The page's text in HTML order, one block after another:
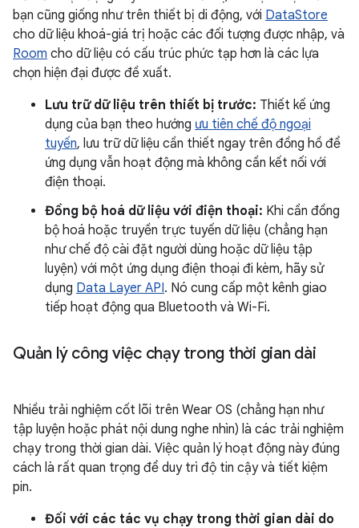
bạn cũng giống như trên thiết bị di động, với DataStore
cho dữ liệu khoá-giá trị hoặc các đối tượng được nhập, và
Room cho dữ liệu có cấu trúc phức tạp hơn là các lựa
chọn hiện đại được đề xuất.
Lưu trữ dữ liệu trên thiết bị trước: Thiết kế ứng
dụng của bạn theo hướng ưu tiên chế độ ngoại
tuyến, lưu trữ dữ liệu cần thiết ngay trên đồng hồ để
ứng dụng vẫn hoạt động mà không cần kết nối với
điện thoại.
Đồng bộ hoá dữ liệu với điện thoại: Khi cần đồng
bộ hoá hoặc truyền trực tuyến dữ liệu (chẳng hạn
như chế độ cài đặt người dùng hoặc dữ liệu tập
luyện) với một ứng dụng điện thoại đi kèm, hãy sử
dụng Data Layer API. Nó cung cấp một kênh giao
tiếp hoạt động qua Bluetooth và Wi-Fi.
Quản lý công việc chạy trong thời gian dài
Nhiều trải nghiệm cốt lõi trên Wear OS (chẳng hạn như
tập luyện hoặc phát nội dung nghe nhìn) là các trải nghiệm
chạy trong thời gian dài. Việc quản lý hoạt động này đúng
cách là rất quan trọng để duy trì độ tin cậy và tiết kiệm
pin.
Đối với các tác vụ chạy trong thời gian dài do